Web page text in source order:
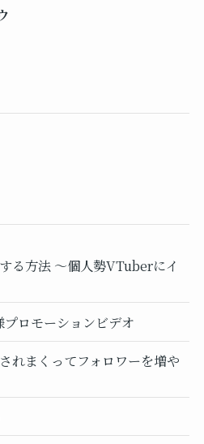
る方法 ～個人勢VTuberにイ
プロモーションビデオ
れまくってフォロワーを増や